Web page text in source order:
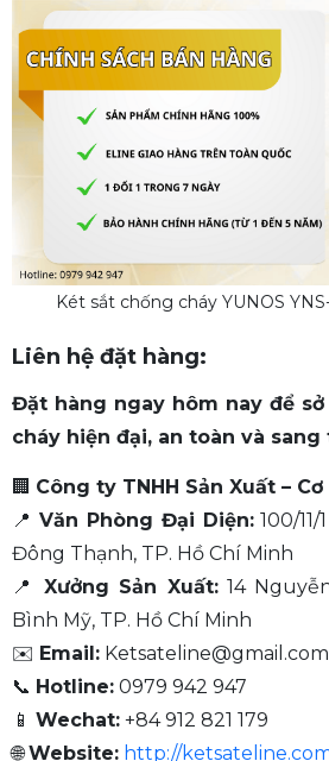
Két sắt chống cháy YUNOS
Liên hệ đặt hàng:
Đặt hàng ngay hôm nay để
cháy hiện đại, an toàn và sang
🏢 Công ty TNHH Sản Xuất –
📍Văn Phòng Đại Diện:100/11/
Đông Thạnh, TP. Hồ Chí Minh
📍 Xưởng Sản Xuất:14
Bình Mỹ, TP. Hồ Chí Minh
✉️ Email: Ketsateline@gmail.com
📞 Hotline: 0979 942 947
📱 Wechat: +84 912 821 179
🌐Website: http://